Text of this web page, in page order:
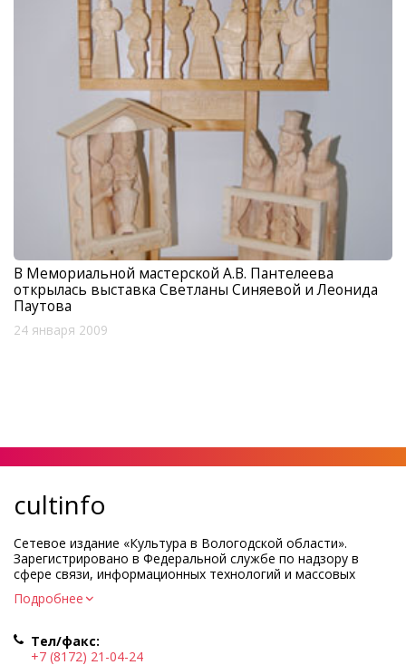
В Мемориальной мастерской А.В. Пантелеева
открылась выставка Светланы Синяевой и Леонида
Паутова
24 января 2009
cultinfo
Сетевое издание «Культура в Вологодской области».
Зарегистрировано в Федеральной службе по надзору в
сфере связи, информационных технологий и массовых
коммуникаций.
Регистрационный номер и дата принятия решения о
Учредитель КУ ВО «Информационно-аналитический центр
Подробнее
Тел/факс:
+7 (8172) 21-04-24